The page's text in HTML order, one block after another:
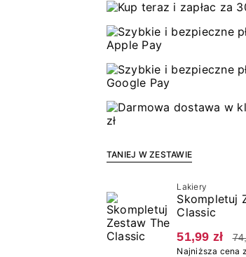
TANIEJ W ZESTAWIE
Lakiery
Skompletuj
Classic
51,99 zł
Najniższa cena